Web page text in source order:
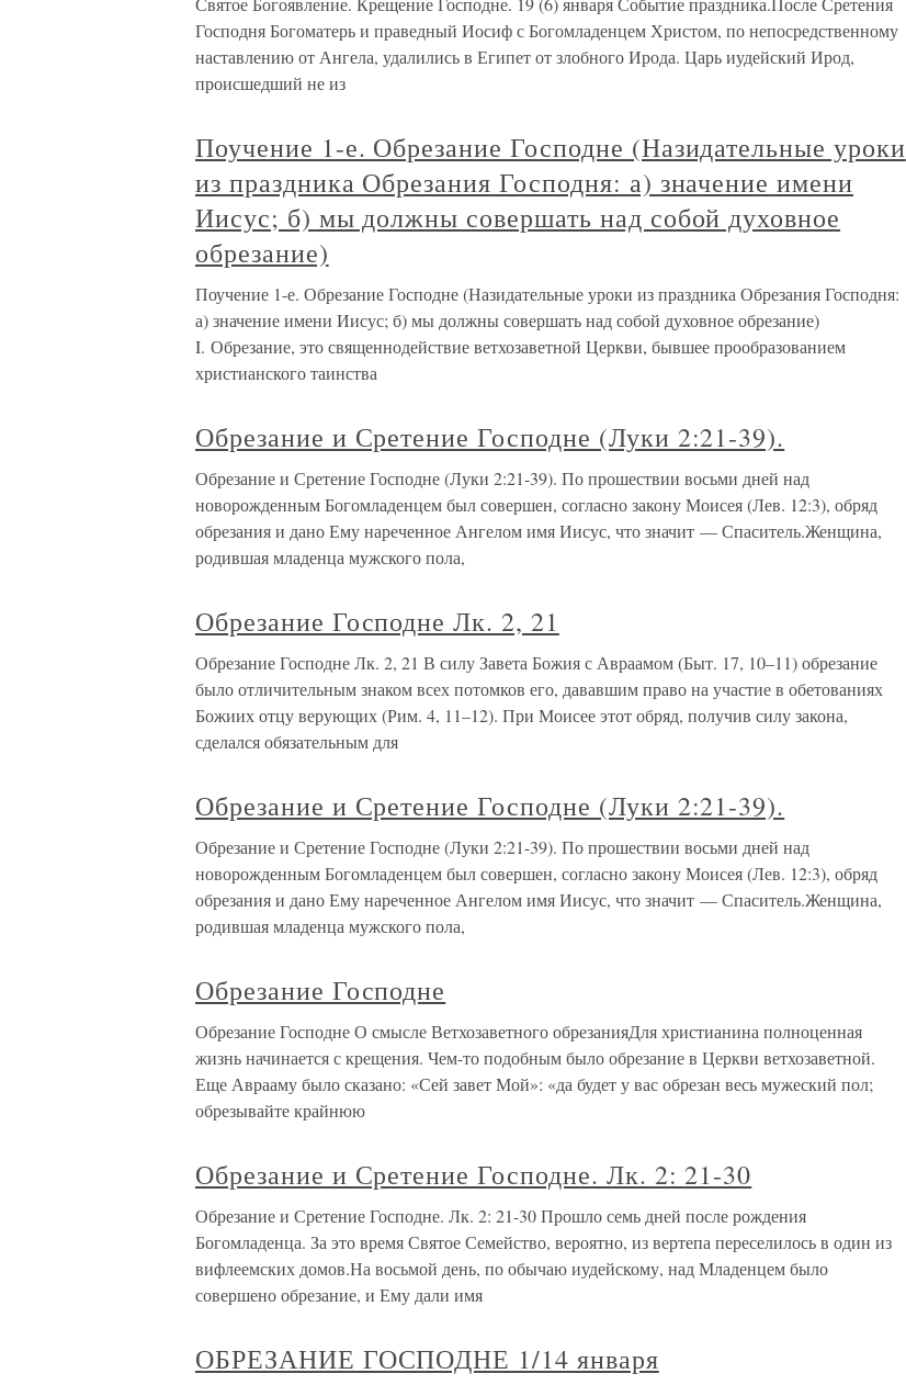
Господня Богоматерь и праведный Иосиф с Богомладенцем Христом, по непосредственному
наставлению от Ангела, удалились в Египет от злобного Ирода. Царь иудейский Ирод,
происшедший не из
Поучение 1-е. Обрезание Господне (Назидательные уроки
из праздника Обрезания Господня: а) значение имени
Иисус; б) мы должны совершать над собой духовное
обрезание)
Поучение 1-е. Обрезание Господне (Назидательные уроки из праздника Обрезания Господня:
а) значение имени Иисус; б) мы должны совершать над собой духовное обрезание)
I. Обрезание, это священнодействие ветхозаветной Церкви, бывшее прообразованием
христианского таинства
Обрезание и Сретение Господне (Луки 2:21-39).
Обрезание и Сретение Господне (Луки 2:21-39). По прошествии восьми дней над
новорожденным Богомладенцем был совершен, согласно закону Моисея (Лев. 12:3), обряд
обрезания и дано Ему нареченное Ангелом имя Иисус, что значит — Спаситель.Женщина,
родившая младенца мужского пола,
Обрезание Господне Лк. 2, 21
Обрезание Господне Лк. 2, 21 В силу Завета Божия с Авраамом (Быт. 17, 10–11) обрезание
было отличительным знаком всех потомков его, дававшим право на участие в обетованиях
Божиих отцу верующих (Рим. 4, 11–12). При Моисее этот обряд, получив силу закона,
сделался обязательным для
Обрезание и Сретение Господне (Луки 2:21-39).
Обрезание и Сретение Господне (Луки 2:21-39). По прошествии восьми дней над
новорожденным Богомладенцем был совершен, согласно закону Моисея (Лев. 12:3), обряд
обрезания и дано Ему нареченное Ангелом имя Иисус, что значит — Спаситель.Женщина,
родившая младенца мужского пола,
Обрезание Господне
Обрезание Господне О смысле Ветхозаветного обрезанияДля христианина полноценная
жизнь начинается с крещения. Чем-то подобным было обрезание в Церкви ветхозаветной.
Еще Аврааму было сказано: «Сей завет Мой»: «да будет у вас обрезан весь мужеский пол;
обрезывайте крайнюю
Обрезание и Сретение Господне. Лк. 2: 21-30
Обрезание и Сретение Господне. Лк. 2: 21-30 Прошло семь дней после рождения
Богомладенца. За это время Святое Семейство, вероятно, из вертепа переселилось в один из
вифлеемских домов.На восьмой день, по обычаю иудейскому, над Младенцем было
совершено обрезание, и Ему дали имя
ОБРЕЗАНИЕ ГОСПОДНЕ 1/14 января